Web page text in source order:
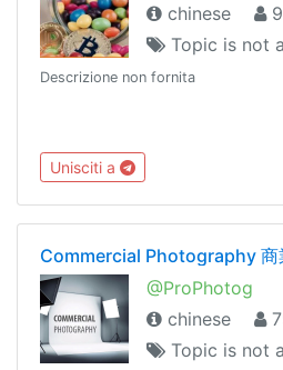
chinese
Topic is not
Descrizione non fornita
Unisciti a
Commercial Photography 商
@ProPhotog
chinese
Topic is not